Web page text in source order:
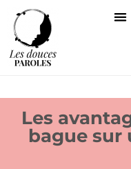
Les
bague sur